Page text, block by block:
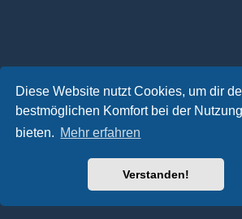
Diese Website nutzt Cookies, um dir
bestmöglichen Komfort bei der
bieten. Mehr erfahren
Verstanden!